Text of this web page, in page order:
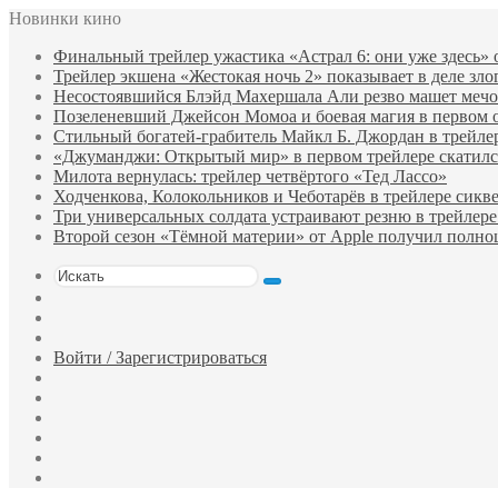
Новинки кино
Финальный трейлер ужастика «Астрал 6: они уже
Трейлер экшена «Жестокая ночь 2» показывает в деле
Несостоявшийся Блэйд Махершала Али резво машет
Позеленевший Джейсон Момоа и боевая магия в первом
Стильный богатей-грабитель Майкл Б. Джордан в
«Джуманджи: Открытый мир» в первом трейлере
Милота вернулась: трейлер четвёртого «Тед Лассо»
Ходченкова, Колокольников и Чеботарёв в трейлере
Три универсальных солдата устраивают резню в
Второй сезон «Тёмной материи» от Apple получил
Искать
фильм
Войти / Зарегистрироваться